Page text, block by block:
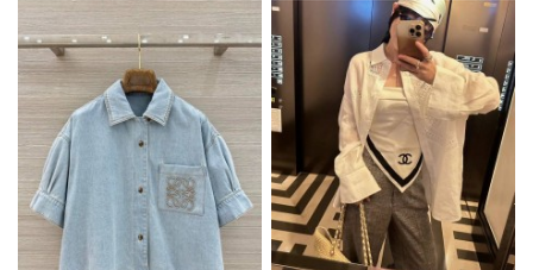
Cпортивные брюки
Комбинезоны